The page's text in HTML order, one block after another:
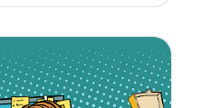
kauteen.
päättäjät sovittavat
kulloiseenkin
on tapahtunut ja